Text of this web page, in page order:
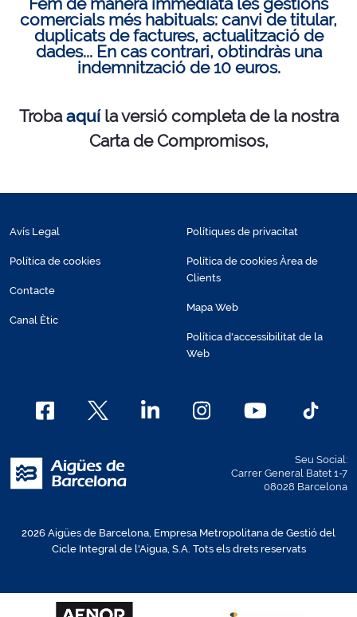
comercials més habituals: canvi de titular,
duplicats de factures, actualització de
dades... En cas contrari, obtindràs una
indemnització de 10 euros.
Trobaaquí la versió completa de la nostra
Carta de Compromisos,
Avís Legal
Política de cookies
Contacte
Canal Ètic
Polítiques de privacitat
Política de cookies Àrea de
Clients
Mapa Web
Política d'accessibilitat de la
Web
Seu Social:
Carrer General Batet 1-7
08028 Barcelona
2026 Aigües de Barcelona, Empresa Metropolitana de Gestió del
Cicle Integral de l'Aigua, S.A. Tots els drets reservats